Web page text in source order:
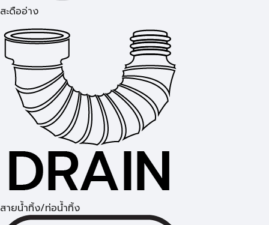
สะดืออ่าง
สายน้ำทิ้ง/ท่อน้ำทิ้ง